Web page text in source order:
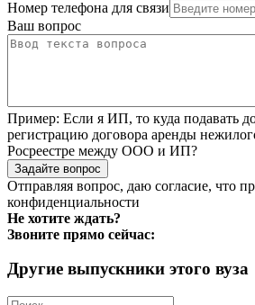
Номер телефона для связи
Ваш вопрос
Пример: Если я ИП, то куда подавать
регистрацию договора аренды
Росреестре между ООО и ИП?
Задайте вопрос
Отправляя вопрос, даю согласие, что
конфиденциальности
Не хотите ждать?
Звоните прямо сейчас:
Другие выпускники этого вуза